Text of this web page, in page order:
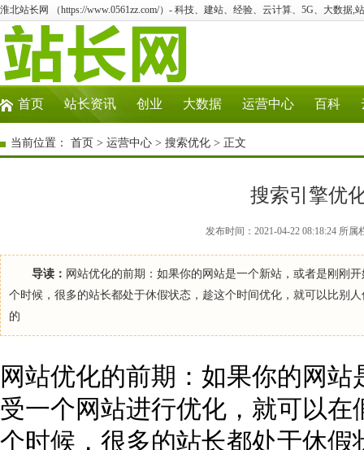
淮北站长网 （https://www.0561zz.com/）- 科技、建站、经验、云计算、5G、大数据,
首页 站长资讯 创业 大数据 运营中心 百科
当前位置： 首页 > 运营中心 > 搜索优化 > 正文
搜索引擎优
发布时间：2021-04-22 08:18:24 所
导读： 网站优化的前期：如果你的网站是一个新站，或者是刚刚
个时候，很多的站长都处于休假状态，趁这个时间优化，就可以比别
的
网站优化的前期：如果你的网
受一个网站进行优化，就可以
个时候，很多的站长都处于休